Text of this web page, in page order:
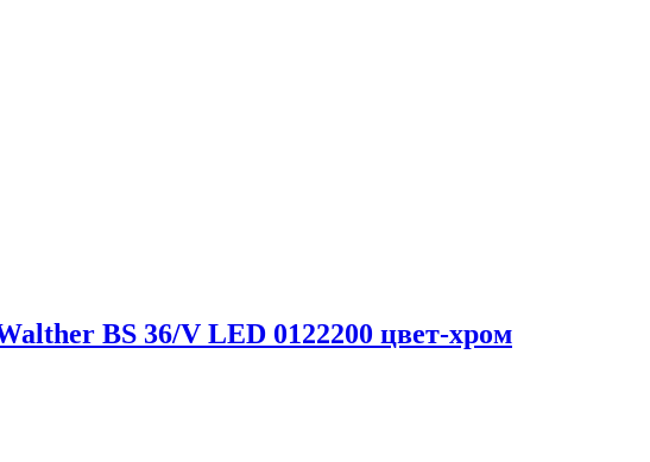
BS 36/V LED 0122200 цвет-хром